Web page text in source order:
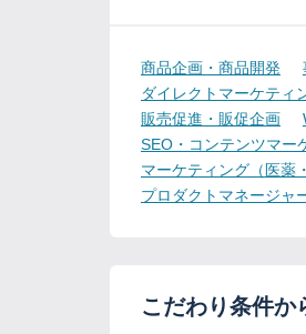
商品企画・商品開発
ダイレクトマーケティ
販売促進・販促企画
SEO・コンテンツマー
マーケティング（医薬
プロダクトマネージャ
こだわり条件か